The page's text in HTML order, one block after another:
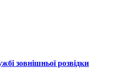
зовнішньої розвідки